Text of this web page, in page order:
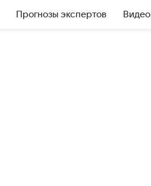
Прогнозы экспертов Видео